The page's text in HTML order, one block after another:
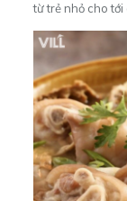
từ trẻ nhỏ cho tới